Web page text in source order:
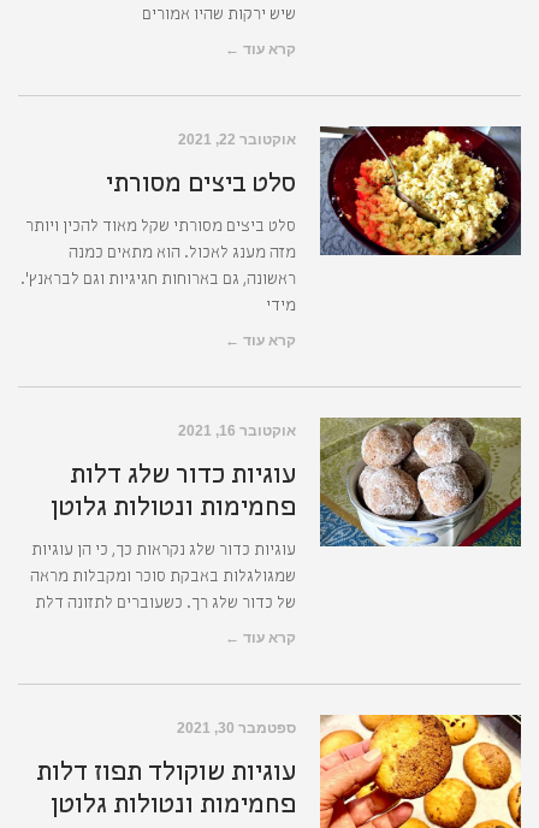
שיש ירקות שהיו אמורים
קרא עוד ←
אוקטובר 22, 2021
סלט ביצים מסורתי
סלט ביצים מסורתי שקל מאוד להכין ויותר
מזה מענג לאכול. הוא מתאים כמנה
ראשונה, גם בארוחות חגיגיות וגם לבראנץ'.
מידי
קרא עוד ←
אוקטובר 16, 2021
עוגיות כדור שלג דלות
פחמימות ונטולות גלוטן
עוגיות כדור שלג נקראות כך, כי הן עוגיות
שמגולגלות באבקת סוכר ומקבלות מראה
של כדור שלג רך. כשעוברים לתזונה דלת
קרא עוד ←
ספטמבר 30, 2021
עוגיות שוקולד תפוז דלות
פחמימות ונטולות גלוטן